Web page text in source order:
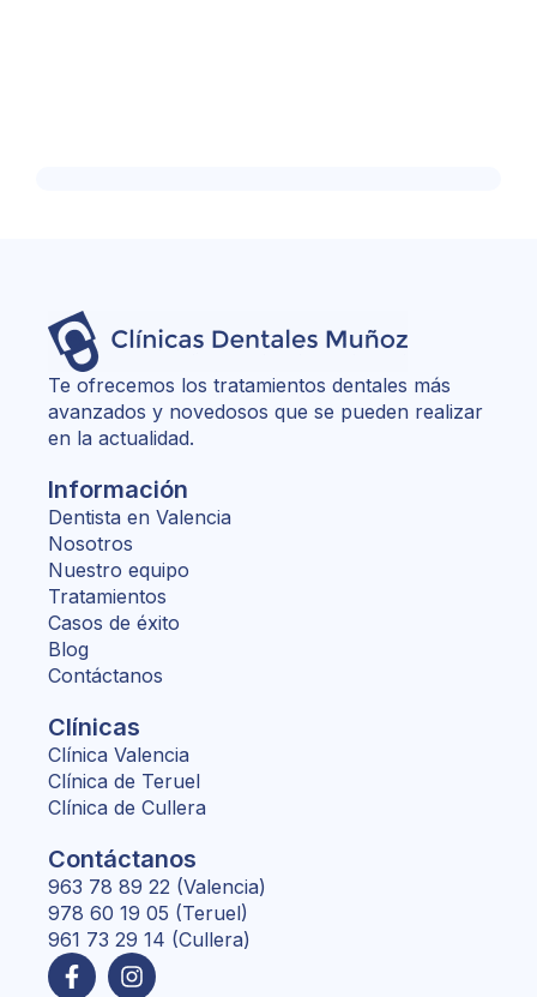
Te ofrecemos los tratamientos dentales más
avanzados y novedosos que se pueden realizar
en la actualidad.
Información
Dentista en Valencia
Nosotros
Nuestro equipo
Tratamientos
Casos de éxito
Blog
Contáctanos
Clínicas
Clínica Valencia
Clínica de Teruel
Clínica de Cullera
Contáctanos
963 78 89 22 (Valencia)
978 60 19 05 (Teruel)
961 73 29 14 (Cullera)